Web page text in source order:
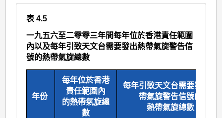
表 4.5
一九五六至二零零三年間每年位於香港責任範圍
內以及每年引致天文台需要發出熱帶氣旋警告信
號的熱帶氣旋總數
年份
每年位於香港
責任範圍內
的熱帶氣旋總
數
每年引致天文台需要發出熱
帶氣旋警告信號的
熱帶氣旋總數